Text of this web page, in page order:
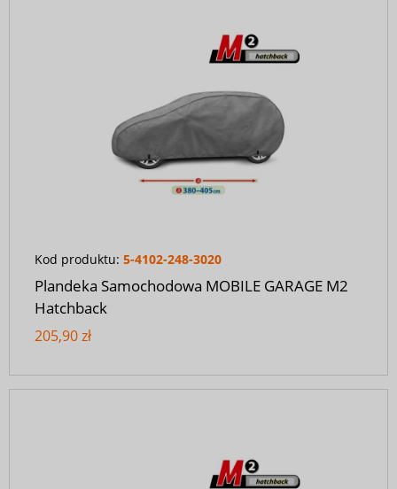
Kod produktu: 5-4102-248-3020
Plandeka Samochodowa MOBILE GARAGE M2
Hatchback
205,90 zł